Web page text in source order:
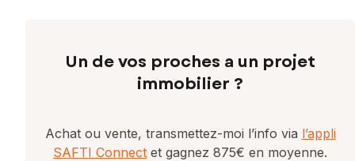
Un de vos proches a un projet
immobilier ?
Achat ou vente, transmettez-moi l’info via l’appli
SAFTI Connect et gagnez 875€ en moyenne.